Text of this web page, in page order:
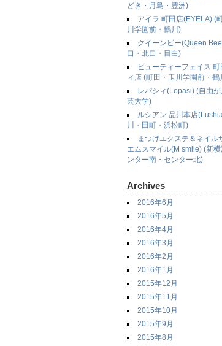
どき・月島・豊洲)
アイラ 町田店(EYELA) (
川学園前・鶴川)
クイーンビー(Queen
口・北口・目白)
ビューティーフェイス
ィ店 (町田・玉川学園前・鶴
レパシィ(Lepasi) (自由
芸大学)
ルシアン 品川本店
川・田町・浜松町)
まつげエクステ＆ネイル
エムスマイル(M smile) (新
ンター南・センター北)
Archives
2016年6月
2016年5月
2016年4月
2016年3月
2016年2月
2016年1月
2015年12月
2015年11月
2015年10月
2015年9月
2015年8月